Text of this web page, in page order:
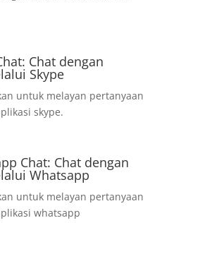
Chat dengan
Skype
untuk melayan pertanyaan
skype.
Chat: Chat dengan
Whatsapp
untuk melayan pertanyaan
whatsapp